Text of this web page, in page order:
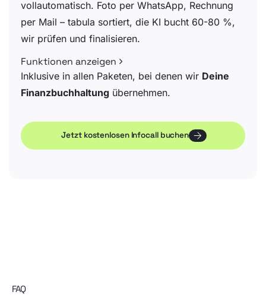
vollautomatisch. Foto per WhatsApp, Rechnung
per Mail – tabula sortiert, die KI bucht 60-80 %,
wir prüfen und finalisieren.
Funktionen anzeigen
Inklusive in allen Paketen, bei denen wir Deine
Finanzbuchhaltung übernehmen.
Jetzt kostenlosen Infocall buchen
FAQ